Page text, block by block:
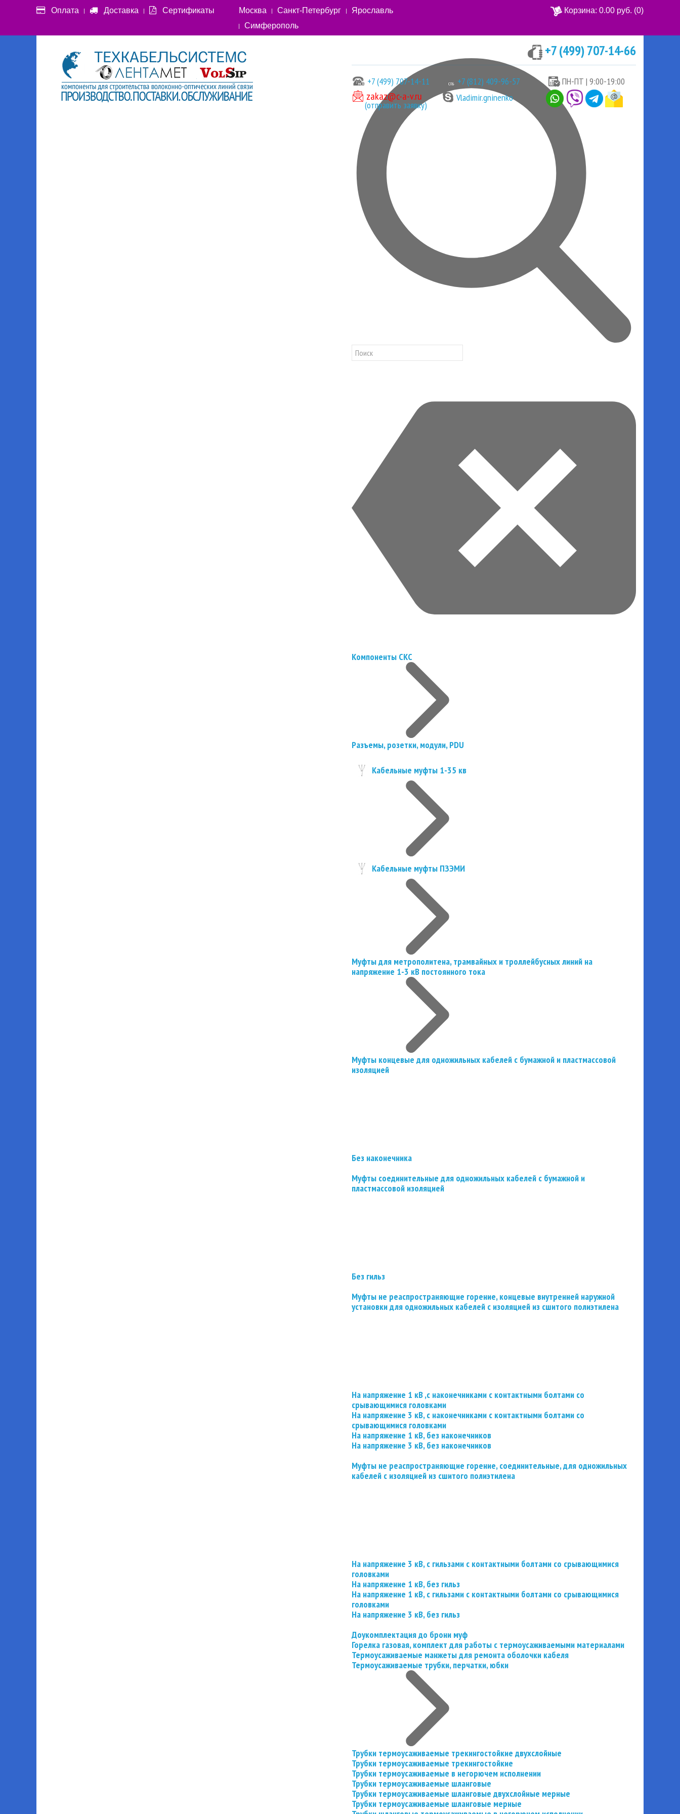
Оплата Доставка Сертификаты Москва Санкт-Петербург
Ярославль
Симферополь
Корзина: 0.00 руб. (0)
+7 (499) 707-14-66
+7 (499) 707-14-11 +7 (812) 409-96-57 ПН-ПТ | 9:00-19:00
zakaz@c-a-v.ru
(отправить заявку)
Vladimir.gninenko
Компоненты СКС
Разъемы, розетки, модули, PDU
Кабельные муфты 1-35 кв
Кабельные муфты ПЗЭМИ
Муфты для метрополитена, трамвайных и троллейбусных линий на
напряжение 1-3 кВ постоянного тока
Муфты концевые для одножильных кабелей с бумажной и пластмассовой
изоляцией
Без наконечника
Муфты соединительные для одножильных кабелей с бумажной и
пластмассовой изоляцией
Без гильз
Муфты не реаспространяющие горение, концевые внутренней наружной
установки для одножильных кабелей с изоляцией из сшитого полиэтилена
На напряжение 1 кВ ,с наконечниками с контактными болтами со
срывающимися головками
На напряжение 3 кВ, с наконечниками с контактными болтами со
срывающимися головками
На напряжение 1 кВ, без наконечников
На напряжение 3 кВ, без наконечников
Муфты не реаспространяющие горение, соединительные, для одножильных
кабелей с изоляцией из сшитого полиэтилена
На напряжение 3 кВ, с гильзами с контактными болтами со срывающимися
головками
На напряжение 1 кВ, без гильз
На напряжение 1 кВ, с гильзами с контактными болтами со срывающимися
головками
На напряжение 3 кВ, без гильз
Доукомплектация до брони муф
Горелка газовая, комплект для работы с термоусаживаемыми материалами
Термоусаживаемые манжеты для ремонта оболочки кабеля
Термоусаживаемые трубки, перчатки, юбки
Трубки термоусаживаемые трекингостойкие двухслойные
Трубки термоусаживаемые трекингостойкие
Трубки термоусаживаемые в негорючем исполнении
Трубки термоусаживаемые шланговые
Трубки термоусаживаемые шланговые двухслойные мерные
Трубки термоусаживаемые шланговые мерные